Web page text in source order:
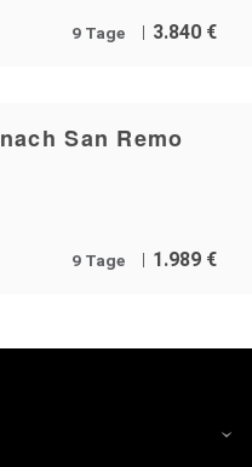
9 Tage 3.840 €
San Remo
9 Tage 1.989 €